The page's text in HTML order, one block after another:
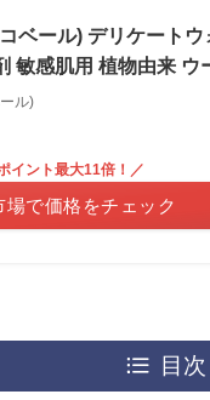
ベール) デリケート
敏感肌用 植物由来 ウ
ル)
イント最大11倍！／
場で価格をチェック
目次